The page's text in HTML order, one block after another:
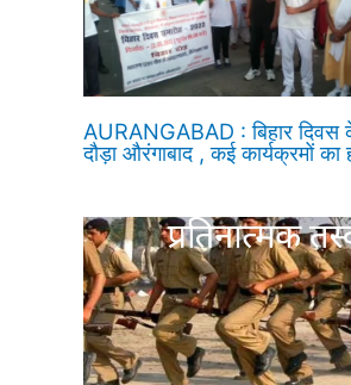
AURANGABAD : बिहार
दौड़ा औरंगाबाद , कई कार्यक्रमों